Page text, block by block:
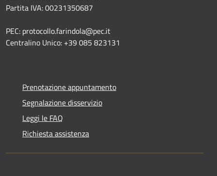
Partita IVA: 00231350687
PEC: protocollo.farindola@pec.it
Centralino Unico: +39 085 823131
Prenotazione appuntamento
Segnalazione disservizio
Leggi le FAQ
Richiesta assistenza